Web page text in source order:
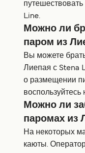
Line.
Можно ли
паром из
Вы можете
Лиепая с Stena
о размещении
Можно ли
паромах из
На некоторых
каюты.